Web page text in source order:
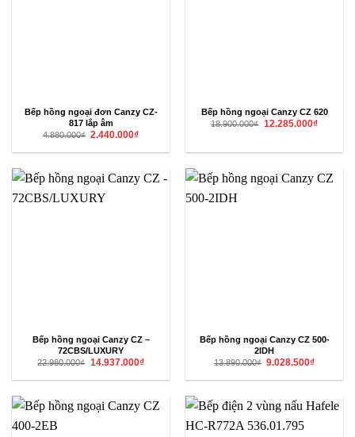
Bếp hồng ngoại đơn Canzy CZ-
817 lắp âm
4.880.000₫ Giá
là:
2.440.000₫Giá
tại
Bếp hồng ngoại Canzy CZ 620
18.900.000₫ Giá
12.285.000₫Giá
Bếp hồng ngoại Canzy CZ –
72CBS/LUXURY
22.980.000₫ Giá
là:
14.937.000₫Giá
tại
14.937.000₫.
Bếp hồng ngoại Canzy CZ 500-
2IDH
13.890.000₫ Giá
là:
9.028.500₫Giá
tại